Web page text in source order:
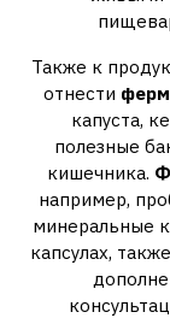
Также к
отнести
капуста,
полезные
кишечника.
например,
минеральные
капсулах,